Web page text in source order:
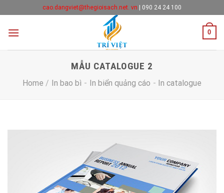
to
content
cao.dangviet@thegioisach.net. vn | 090 24 24 100
0
MẪU CATALOGUE 2
Home / In bao bì - In biển quảng cáo - In catalogue